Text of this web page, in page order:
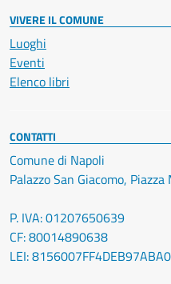
VIVERE IL COMUNE
Luoghi
Eventi
Elenco libri
CONTATTI
Comune di Napoli
Palazzo San Giacomo,
P. IVA: 01207650639
CF: 80014890638
LEI: